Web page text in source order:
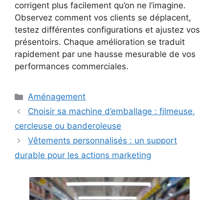
corrigent plus facilement qu’on ne l’imagine.
Observez comment vos clients se déplacent,
testez différentes configurations et ajustez vos
présentoirs. Chaque amélioration se traduit
rapidement par une hausse mesurable de vos
performances commerciales.
Catégories
Aménagement
Choisir sa machine d’emballage : filmeuse,
cercleuse ou banderoleuse
Vêtements personnalisés : un support
durable pour les actions marketing